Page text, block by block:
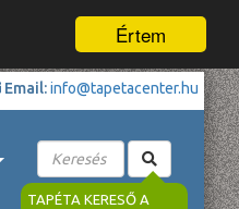
Értem
Email:info@tapetacenter.hu
TAPÉTA KERESŐ A